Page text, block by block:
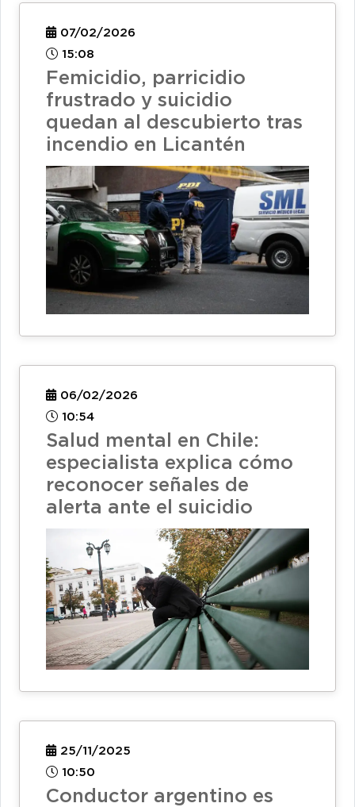
07/02/2026
15:08
Femicidio, parricidio
frustrado y suicidio
quedan al descubierto tras
incendio en Licantén
06/02/2026
10:54
Salud mental en Chile:
especialista explica cómo
reconocer señales de
alerta ante el suicidio
25/11/2025
10:50
Conductor argentino es